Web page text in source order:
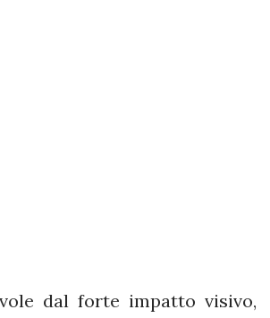
dal forte impatto visivo,